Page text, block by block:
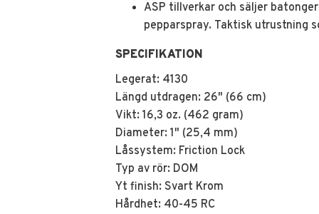
ASP tillverkar och säljer
pepparspray. Taktisk utrustning
SPECIFIKATION
Legerat: 4130
Längd utdragen: 26" (66 cm)
Vikt: 16,3 oz. (462 gram)
Diameter: 1" (25,4 mm)
Låssystem: Friction Lock
Typ av rör: DOM
Yt finish: Svart Krom
Hårdhet: 40-45 RC